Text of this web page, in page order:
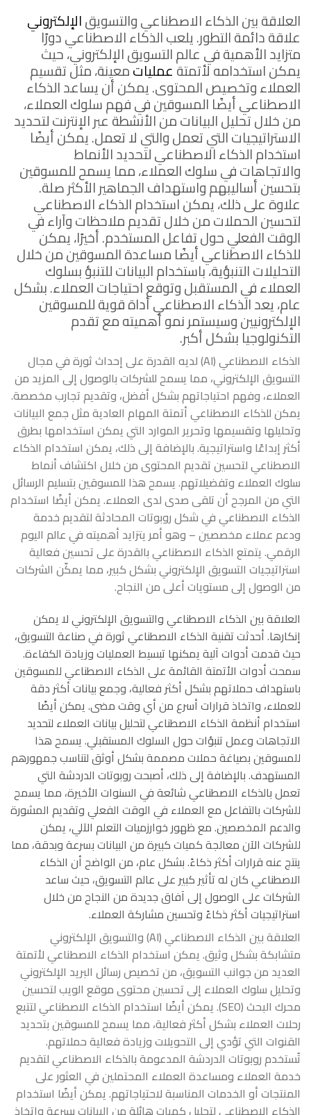
العلاقة بين الذكاء الاصطناعي والتسويقالإلكتروني
علاقة دائمة التطور. يلعب الذكاء الاصطناعي دورًا
متزايد الأهمية في عالم التسويق الإلكتروني، حيث
يمكن استخدامه لأتمتةعملياتمعينة، مثل تقسيم
العملاء وتخصيص المحتوى. يمكن أن يساعد الذكاء
الاصطناعي أيضًا المسوقين في فهم سلوك العملاء،
من خلال تحليل البيانات من الأنشطة عبر الإنترنت لتحديد
الاستراتيجيات التي تعمل والتي لا تعمل. يمكن أيضًا
استخدام الذكاء الاصطناعي لتحديد الأنماط
والاتجاهات في سلوك العملاء، مما يسمح للمسوقين
بتحسين أساليبهم واستهداف الجماهير الأكثر صلة.
علاوة على ذلك، يمكن استخدام الذكاء الاصطناعي
لتحسين الحملات من خلال تقديم ملاحظات وآراء في
الوقت الفعلي حول تفاعل المستخدم. أخيرًا، يمكن
للذكاء الاصطناعي أيضًا مساعدة المسوقين من خلال
التحليلات التنبؤية، باستخدام البيانات للتنبؤ بسلوك
العملاء في المستقبل وتوقع احتياجات العملاء. بشكل
عام، يعد الذكاء الاصطناعي أداة قوية للمسوقين
الإلكترونيين وسيستمر نمو أهميته مع تقدم
التكنولوجيا بشكل أكبر.
الذكاء الاصطناعي (AI) لديه القدرة على إحداث ثورة في مجال
التسويق الإلكتروني، مما يسمح للشركات بالوصول إلى المزيد من
العملاء، وفهم احتياجاتهم بشكل أفضل، وتقديم تجارب مخصصة.
يمكن للذكاء الاصطناعي أتمتة المهام العادية مثل جمع البيانات
وتحليلها وتقسيمها وتحرير الموارد التي يمكن استخدامها بطرق
أكثر إبداعًا واستراتيجية. بالإضافة إلى ذلك، يمكن استخدام الذكاء
الاصطناعي لتحسين تقديم المحتوى من خلال اكتشاف أنماط
سلوك العملاء وتفضيلاتهم. يسمح هذا للمسوقين بتسليم الرسائل
التي من المرجح أن تلقى صدى لدى العملاء. يمكن أيضًا استخدام
الذكاء الاصطناعي في شكل روبوتات المحادثة لتقديم خدمة
ودعم عملاء مخصصين – وهو أمر يتزايد أهميته في عالم اليوم
الرقمي. يتمتع الذكاء الاصطناعي بالقدرة على تحسين فعالية
استراتيجيات التسويق الإلكتروني بشكل كبير، مما يمكّن الشركات
من الوصول إلى مستويات أعلى من النجاح.
العلاقة بين الذكاء الاصطناعي والتسويق الإلكتروني لا يمكن
إنكارها. أحدثت تقنية الذكاء الاصطناعي ثورة في صناعة التسويق،
حيث قدمت أدوات آلية يمكنها تبسيط العمليات وزيادة الكفاءة.
سمحت أدوات الأتمتة القائمة على الذكاء الاصطناعي للمسوقين
باستهداف حملاتهم بشكل أكثر فعالية، وجمع بيانات أكثر دقة
للعملاء، واتخاذ قرارات أسرع من أي وقت مضى. يمكن أيضًا
استخدام أنظمة الذكاء الاصطناعي لتحليل بيانات العملاء لتحديد
الاتجاهات وعمل تنبؤات حول السلوك المستقبلي. يسمح هذا
للمسوقين بصياغة حملات مصممة بشكل أوثق لتناسب جمهورهم
المستهدف. بالإضافة إلى ذلك، أصبحت روبوتات الدردشة التي
تعمل بالذكاء الاصطناعي شائعة في السنوات الأخيرة، مما يسمح
للشركات بالتفاعل مع العملاء في الوقت الفعلي وتقديم المشورة
والدعم المخصصين. مع ظهور خوارزميات التعلم الآلي، يمكن
للشركات الآن معالجة كميات كبيرة من البيانات بسرعة وبدقة، مما
ينتج عنه قرارات أكثر ذكاءً. بشكل عام، من الواضح أن الذكاء
الاصطناعي كان له تأثير كبير على عالم التسويق، حيث ساعد
الشركات على الوصول إلى آفاق جديدة من النجاح من خلال
استراتيجيات أكثر ذكاءً وتحسين مشاركة العملاء.
العلاقة بين الذكاء الاصطناعي (AI) والتسويق الإلكتروني
متشابكة بشكل وثيق. يمكن استخدام الذكاء الاصطناعي لأتمتة
العديد من جوانب التسويق، من تخصيص رسائل البريد الإلكتروني
وتحليل سلوك العملاء إلى تحسين محتوى موقع الويب لتحسين
محرك البحث (SEO). يمكن أيضًا استخدام الذكاء الاصطناعي لتتبع
رحلات العملاء بشكل أكثر فعالية، مما يسمح للمسوقين بتحديد
القنوات التي تؤدي إلى التحويلات وزيادة فعالية حملاتهم.
تُستخدم روبوتات الدردشة المدعومة بالذكاء الاصطناعي لتقديم
خدمة العملاء ومساعدة العملاء المحتملين في العثور على
المنتجات أو الخدمات المناسبة لاحتياجاتهم. يمكن أيضًا استخدام